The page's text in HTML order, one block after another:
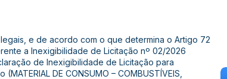
e de acordo com o que determina o Artigo 72
a Inexigibilidade de Licitação nº 02/2026
de Inexigibilidade de Licitação para
DE CONSUMO – COMBUSTÍVEIS,